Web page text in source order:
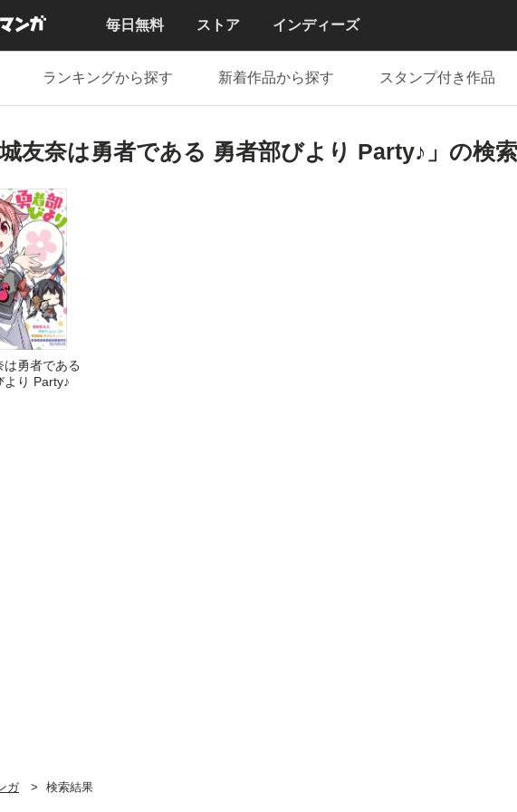
毎日無料 ストア インディーズ
ランキングから探す 新着作品から探す スタンプ付き作品
城友奈は勇者である 勇者部びより Party♪」の検
は勇者である
より Party♪
ガ 検索結果